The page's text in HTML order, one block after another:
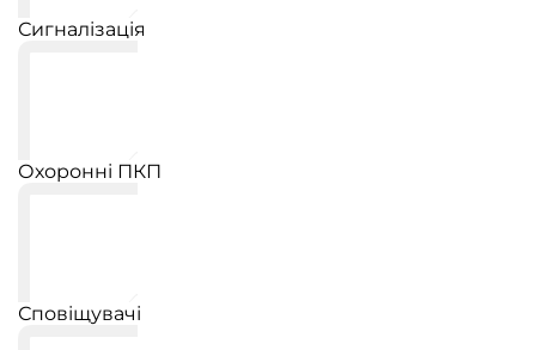
Сигналізація
Охоронні ПКП
Сповіщувачі